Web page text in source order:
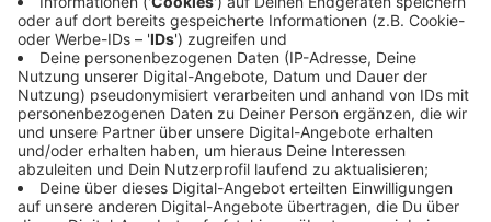
Entwarnung von der Feuerwehr
Anzeige
Die Einsatzleitung berichtet jetzt, man habe keine
gefährlichen Substanzen in der Luft feststellen
können. Die betroffenen Personen werden ärztlich
betreut, befinden sich aber nicht in Gefahr. Wie genau